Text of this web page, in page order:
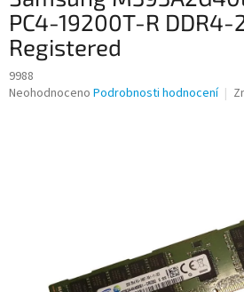
PC4-19200T-R DDR4-
Registered
9988
Průměrné
Neohodnoceno Podrobnosti hodnocení